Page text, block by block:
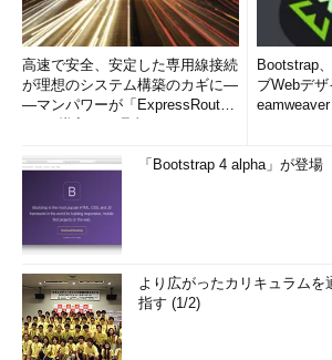
高速で安全、安定した専用線接続
が理想のシステム構築のカギに―
―マンパワーが「ExpressRout
Bootstrap
ブWebデ
「Bootstrap 4 alpha」が登場
より広がったカリキュラムを
指す (1/2)